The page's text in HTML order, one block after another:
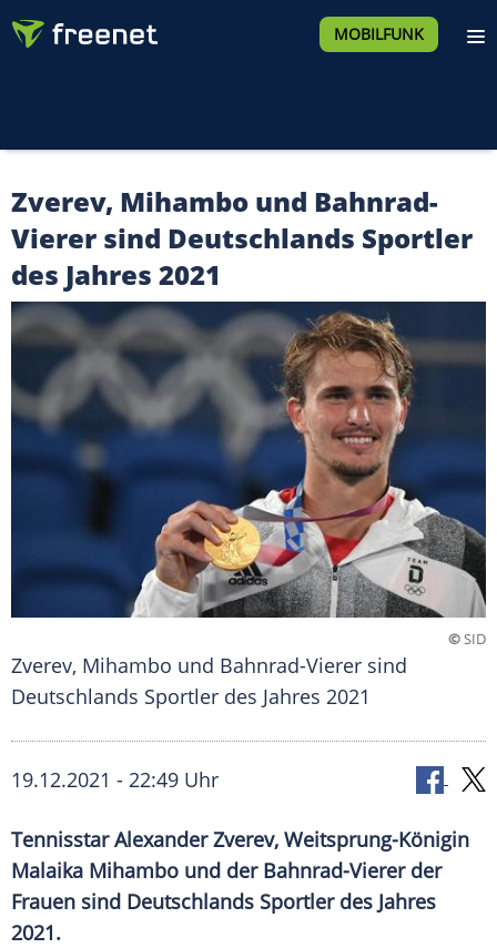
MOBILFUNK
Zverev, Mihambo und Bahnrad-
Vierer sind Deutschlands Sportler
des Jahres 2021
©SID
Zverev, Mihambo und Bahnrad-Vierer sind
Deutschlands Sportler des Jahres 2021
19.12.2021 - 22:49 Uhr
TennisstarAlexander Zverev, Weitsprung-Königin
Malaika Mihambo und der Bahnrad-Vierer der
Frauen sind Deutschlands Sportler des Jahres
2021.